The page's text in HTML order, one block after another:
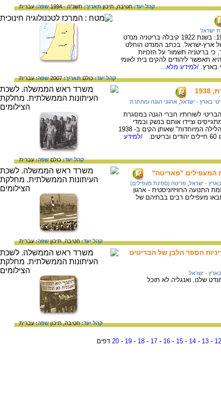
קהל יעד:חטיבה,תיכוןתאריך:תשנ"ה - 1994 שפה:עברית
ישראל
מפת גבולות המנדט הבריטי בשנים 1922-1923: בשנת 1922 קיבלה בריטניה מנדט
של ארץ-ישראל. בכתב המנדט הוחלט
בריטניה תשמור על הזכויות
תאפשר ליהודים להקים בית לאומי
בארץ. /למידע מלא...
קהל יעד:כולםתאריך:2007 שפה:עברית
בארץ - ישראל ארגוני הגנה ומחתרת
לשורותיו חברי הגנה במסגרת
וציידו אותם בנשק ובמדי
המשטרה הבריטית. אחד הגופים היו "פלוגות הלילה המיוחדות" שאותן הקים ב- 1938
/למידע
קהל יעד:כולםשפה:עברית
המעפילים "פאריטה"
- ישראל פריטה (ספינת מעפילים)
הרוויזיוניסטית - ארגון
מעפילים רבים בבתיהם של
קהל יעד:חטיבה,תיכוןשפה:עברית
הספר הלבן של הבריטים
- ישראל
שלנו, ואנגליה לא תוכל
קהל יעד:חטיבה,תיכוןשפה:עברית
12
-
13
-
14
-
15
-
16
-
17
-
18
-
19
-
20 דפים